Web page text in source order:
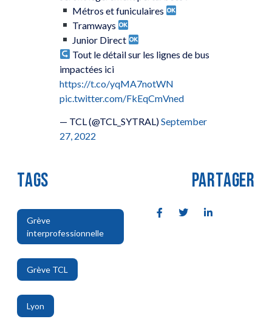
Métros et funiculaires
Tramways
Junior Direct
Tout le détail sur les lignes de bus
impactées ici
https://t.co/yqMA7notWN
pic.twitter.com/FkEqCmVned
— TCL (@TCL_SYTRAL)September
27, 2022
TAGS
Grève
interprofessionnelle
,
Grève TCL
,
Lyon
PARTAGER